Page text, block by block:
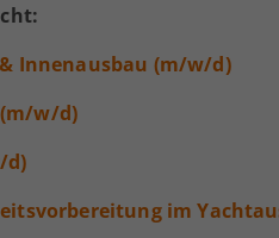
Innenausbau (m/w/d)
w/d)
d)
im